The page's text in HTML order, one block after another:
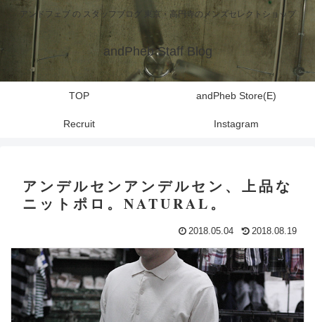
アンドフェブ の スタッフブログ 東京・高円寺のメンズセレクトショップ
andPheb Staff Blog
TOP andPheb Store(E)
Recruit Instagram
アンデルセンアンデルセン、上品な
ニットポロ。NATURAL。
2018.05.04 2018.08.19